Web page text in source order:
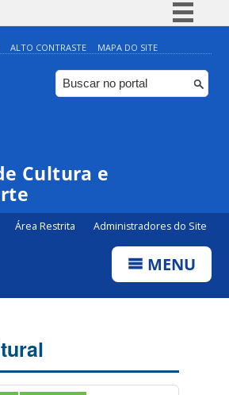
Simplifique!
Comunica BR
Participe
ALTO CONTRASTE MAPA DO SITE
Cultura e
Área Restrita Administradores do Site
MENU